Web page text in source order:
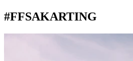
#FFSAKARTING